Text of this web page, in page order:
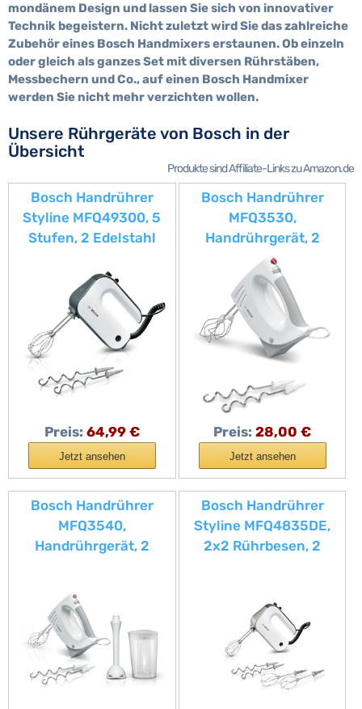
mondänem Design und lassen Sie sich von innovativer
Technik begeistern. Nicht zuletzt wird Sie das zahlreiche
Zubehör eines Bosch Handmixers erstaunen. Ob einzeln
oder gleich als ganzes Set mit diversen Rührstäben,
Messbechern und Co., auf einen Bosch Handmixer
werden Sie nicht mehr verzichten wollen.
Unsere Rührgeräte von Bosch in der
Übersicht
Produkte sind Affiliate-Links zu Amazon.de
Bosch Handrührer
Styline MFQ49300, 5
Stufen, 2 Edelstahl
Knethaken,
Spiralkabel, 850 W,
weiß/dark silver
Preis: 64,99 €
Jetzt ansehen
Bosch Handrührer
MFQ3530,
Handrührgerät, 2
Rührbesen, 2
Edelstahl-
Knethaken,spülmaschi
nengeeignet, 5 Stufen,
450 W, weiß
Preis: 28,00 €
Jetzt ansehen
Bosch Handrührer
MFQ3540,
Handrührgerät, 2
spülmaschinengeeigne
t, 5 Stufen, Pürierstab,
Mixbecher, 450 W, weiß
Bosch Handrührer
Styline MFQ4835DE,
2x2 Rührbesen, 2
t, 575 W, weiß